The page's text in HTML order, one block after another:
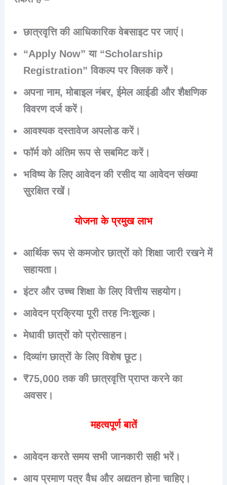
छात्रवृत्ति की आधिकारिक वेबसाइट पर जाएं।
“Apply Now” या “Scholarship
Registration” विकल्प पर क्लिक करें।
अपना नाम, मोबाइल नंबर, ईमेल आईडी और शैक्षणिक
विवरण दर्ज करें।
आवश्यक दस्तावेज अपलोड करें।
फॉर्म को अंतिम रूप से सबमिट करें।
भविष्य के लिए आवेदन की रसीद या आवेदन संख्या
सुरक्षित रखें।
योजना के प्रमुख लाभ
आर्थिक रूप से कमजोर छात्रों को शिक्षा जारी रखने में
सहायता।
इंटर और उच्च शिक्षा के लिए वित्तीय सहयोग।
आवेदन प्रक्रिया पूरी तरह निःशुल्क।
मेधावी छात्रों को प्रोत्साहन।
दिव्यांग छात्रों के लिए विशेष छूट।
₹75,000 तक की छात्रवृत्ति प्राप्त करने का
अवसर।
महत्वपूर्ण बातें
आवेदन करते समय सभी जानकारी सही भरें।
आय प्रमाण पत्र वैध और अद्यतन होना चाहिए।